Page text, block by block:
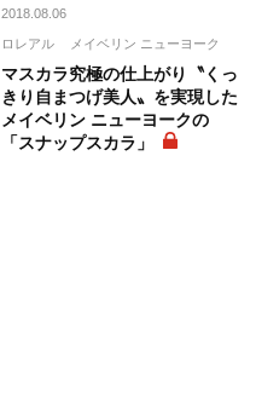
2018.08.06
ロレアル メイベリン ニューヨーク
マスカラ究極の仕上がり〝くっ
きり自まつげ美人〟を実現した
メイベリン ニューヨークの
「スナップスカラ」